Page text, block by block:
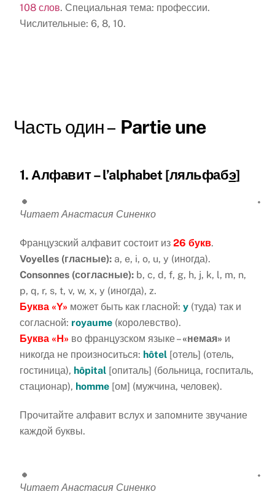
108 слов. Специальная тема: профессии.
Числительные: 6, 8, 10.
Часть один – Partie une
1. Алфавит – l’alphabet [ляльфабэ]
Читает Анастасия Синенко
Французский алфавит состоит из26 букв.
Voyelles (гласные): a, e, i, o, u, y (иногда).
Consonnes (согласные): b, c, d, f, g, h, j, k, l, m, n,
p, q, r, s, t, v, w, x, y (иногда), z.
Буква «Y» может быть как гласной:y (туда) так и
согласной: royaume (королевство).
Буква «H» во французском языке –«немая» и
никогда не произноситься: hôtel [отель] (отель,
гостиница), hôpital [опиталь] (больница, госпиталь,
стационар), homme [ом] (мужчина, человек).
Прочитайте алфавит вслух и запомните звучание
каждой буквы.
Читает Анастасия Синенко